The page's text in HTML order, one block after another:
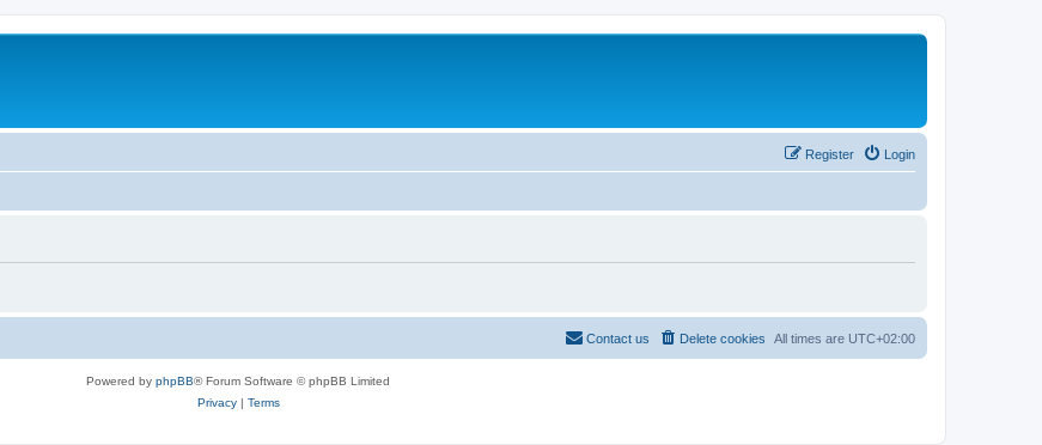
Login
Register
All times are UTC+02:00
Delete cookies
Contact us
Powered by phpBB® Forum Software © phpBB Limited
Privacy| Terms